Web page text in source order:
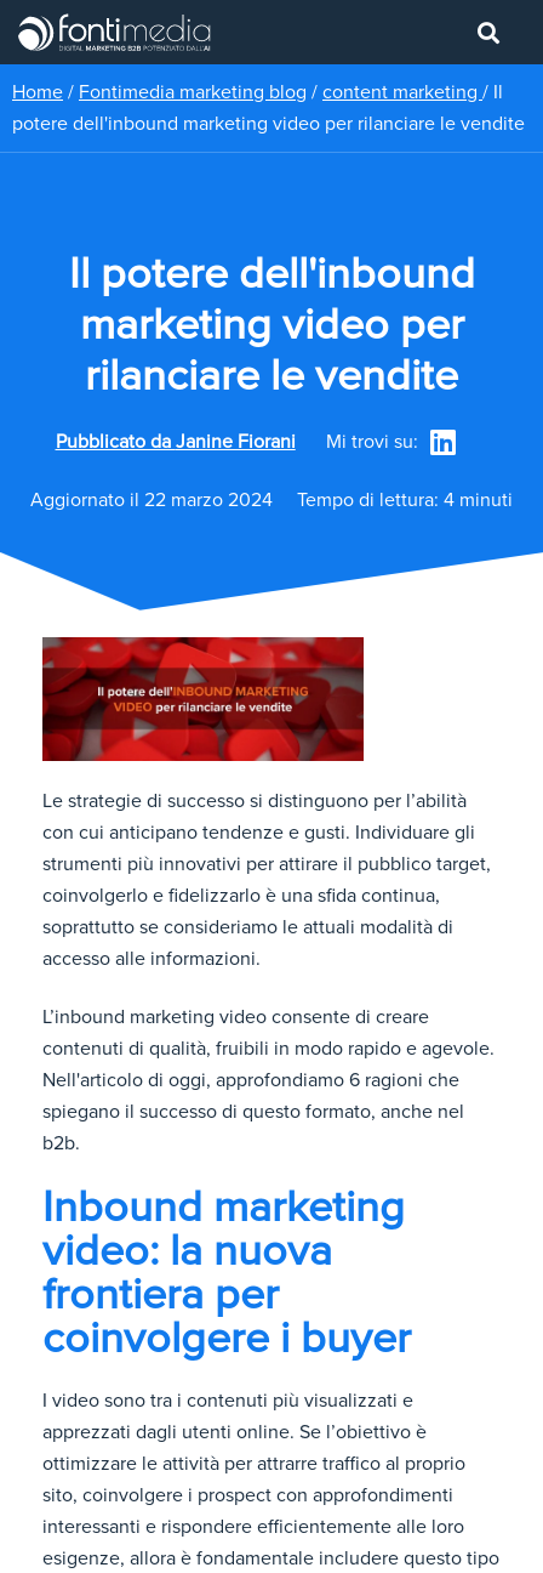
Home / Fontimedia marketing blog / content marketing / Il
potere dell'inbound marketing video per rilanciare le vendite
Il potere dell'inbound
marketing video per
rilanciare le vendite
Pubblicato da Janine Fiorani Mi trovi su:
Aggiornato il 22 marzo 2024 Tempo di lettura: 4 minuti
Le strategie di successo si distinguono per l’abilità
con cui anticipano tendenze e gusti. Individuare gli
strumenti più innovativi per attirare il pubblico target,
coinvolgerlo e fidelizzarlo è una sfida continua,
soprattutto se consideriamo le attuali modalità di
accesso alle informazioni.
L’inbound marketing video consente di creare
contenuti di qualità, fruibili in modo rapido e agevole.
Nell'articolo di oggi, approfondiamo 6 ragioni che
spiegano il successo di questo formato, anche nel
b2b.
Inbound marketing
video: la nuova
frontiera per
coinvolgere i buyer
I video sono tra i contenuti più visualizzati e
apprezzati dagli utenti online. Se l’obiettivo è
ottimizzare le attività per attrarre traffico al proprio
sito, coinvolgere i prospect con approfondimenti
interessanti e rispondere efficientemente alle loro
esigenze, allora è fondamentale includere questo tipo